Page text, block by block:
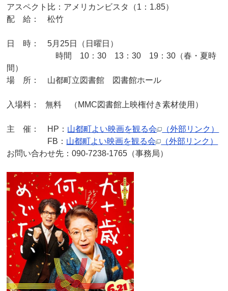
アスペクト比：アメリカンビスタ（1：1.85）
配 給： 松竹
日 時： 5月25日（日曜日）
時間 10：30 13：30 19：30（春・夏時
間）
場 所： 山都町立図書館 図書館ホール
入場料： 無料 （MMC図書館上映権付き素材使用）
主 催： HP： 山都町よい映画を観る会
（外部リンク）
FB： 山都町よい映画を観る会
（外部リンク）
お問い合わせ先：090-7238-1765（事務局）